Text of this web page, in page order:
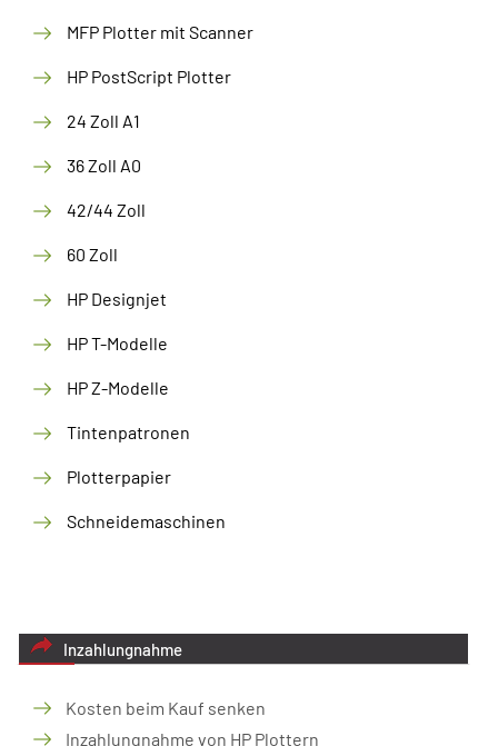
MFP Plotter mit Scanner
HP PostScript Plotter
24 Zoll A1
36 Zoll A0
42/44 Zoll
60 Zoll
HP Designjet
HP T-Modelle
HP Z-Modelle
Tintenpatronen
Plotterpapier
Schneidemaschinen
Inzahlungnahme
Kosten beim Kauf senken
Inzahlungnahme von HP Plottern